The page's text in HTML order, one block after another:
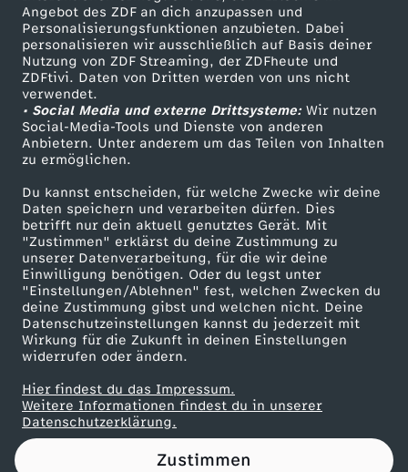
Angebot des ZDF an dich anzupassen und
Personalisierungsfunktionen anzubieten. Dabei
personalisieren wir ausschließlich auf Basis deiner
Nutzung von ZDF Streaming, der ZDFheute und
ZDFtivi. Daten von Dritten werden von uns nicht
verwendet.
• Social Media und externe Drittsysteme:Wir nutzen
Social-Media-Tools und Dienste von anderen
Anbietern. Unter anderem um das Teilen von Inhalten
zu ermöglichen.
Du kannst entscheiden, für welche Zwecke wir deine
Daten speichern und verarbeiten dürfen. Dies
betrifft nur dein aktuell genutztes Gerät. Mit
"Zustimmen" erklärst du deine Zustimmung zu
unserer Datenverarbeitung, für die wir deine
Einwilligung benötigen. Oder du legst unter
"Einstellungen/Ablehnen" fest, welchen Zwecken du
deine Zustimmung gibst und welchen nicht. Deine
Datenschutzeinstellungen kannst du jederzeit mit
Wirkung für die Zukunft in deinen Einstellungen
widerrufen oder ändern.
Hier findest du das Impressum.
Weitere Informationen findest du in unserer
Datenschutzerklärung.
Zustimmen
r
u
p
p
e
:
I
n
t
e
TV-Programm
ZDF Unternehmen
Karriere
ZDF goes Schule
Werbefernsehen
Mainzelmännchen
Partner